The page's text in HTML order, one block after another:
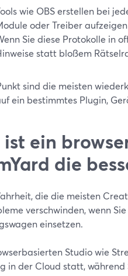
wie OBS erstellen bei
oder Treiber
Sie diese Protokolle in
statt bloßem
sind die meisten
ein bestimmtes Plugin,
ein
die
die die meisten
verschwinden, wenn
einsetzen.
Studio wie
in der Cloud statt, während